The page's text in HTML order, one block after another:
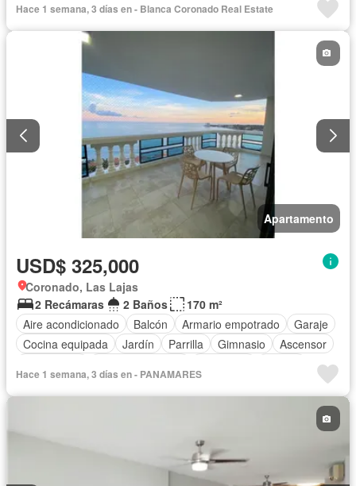
Hace 1 semana, 3 días en - Blanca Coronado Real Estate
Apartamento
USD$ 325,000
Coronado, Las Lajas
2 Recámaras
2 Baños
170 m²
Aire acondicionado
Balcón Armario empotrado
Garaje
Cocina equipada
Jardín Parrilla Gimnasio
Ascensor
Patio
Hace 1 semana, 3 días en - PANAMARES